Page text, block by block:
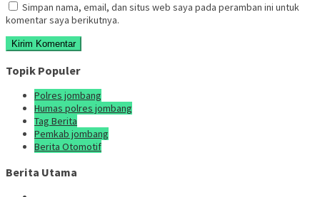
Simpan nama, email, dan situs web saya pada peramban ini untuk
komentar saya berikutnya.
Topik Populer
Polres jombang
Humas polres jombang
Tag Berita
Pemkab jombang
Berita Otomotif
Berita Utama